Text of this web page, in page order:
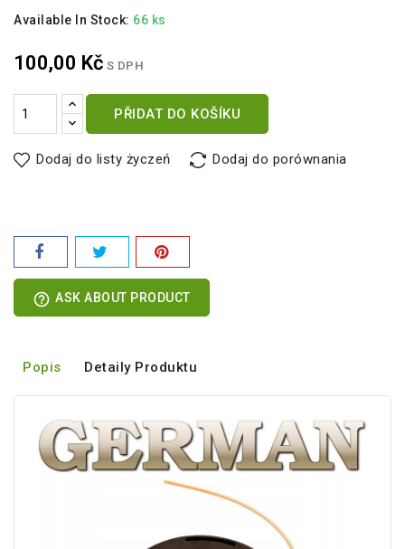
Available In Stock: 66 ks
100,00 Kč S DPH
PŘIDAT DO KOŠÍKU
Dodaj do listy życzeń Dodaj do porównania
help_outline ASK ABOUT PRODUCT
Popis Detaily Produktu